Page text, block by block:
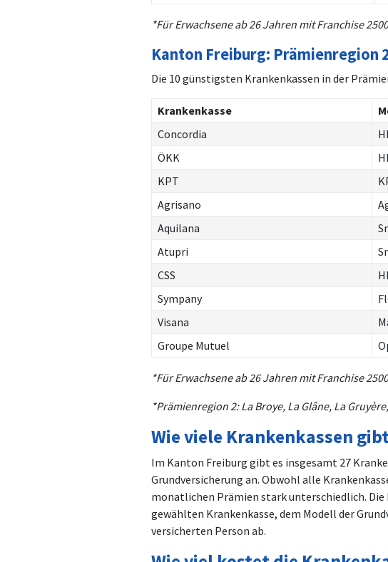
*Für Erwachsene ab 26 Jahren mit Franchise
Kanton Freiburg: Prämienregion
Die 10 günstigsten Krankenkassen in der
Krankenkasse
Concordia
ÖKK
KPT
Agrisano
Aquilana
Atupri
CSS
Sympany
Visana
Groupe Mutuel
*Für Erwachsene ab 26 Jahren mit Franchise
*Prämienregion 2: La Broye, La Glâne, La
Wie viele Krankenkassen
Im Kanton Freiburg gibt es insgesamt 27
Grundversicherung an. Obwohl alle
monatlichen Prämien stark unterschiedlich. Die
gewählten Krankenkasse, dem Modell der
versicherten Person ab.